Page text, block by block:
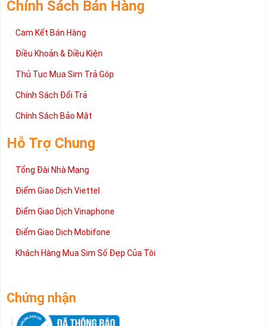
Chính Sách Bán Hàng
Cam Kết Bán Hàng
Điều Khoản & Điều Kiện
Thủ Tục Mua Sim Trả Góp
Chính Sách Đổi Trả
Chính Sách Bảo Mật
Hỗ Trợ Chung
Tổng Đài Nhà Mạng
Điểm Giao Dịch Viettel
Điểm Giao Dịch Vinaphone
Điểm Giao Dịch Mobifone
Khách Hàng Mua Sim Số Đẹp Của Tôi
Chứng nhận